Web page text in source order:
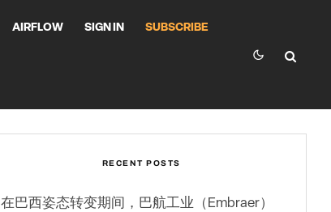
AIRFLOW SIGN IN SUBSCRIBE
RECENT POSTS
在巴西姿态转变期间，巴航工业（Embraer）